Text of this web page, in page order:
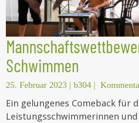
Schwimmen
25. Februar 2023 | b304 |
Ein gelungenes Comeback für
Leistungsschwimmerinnen